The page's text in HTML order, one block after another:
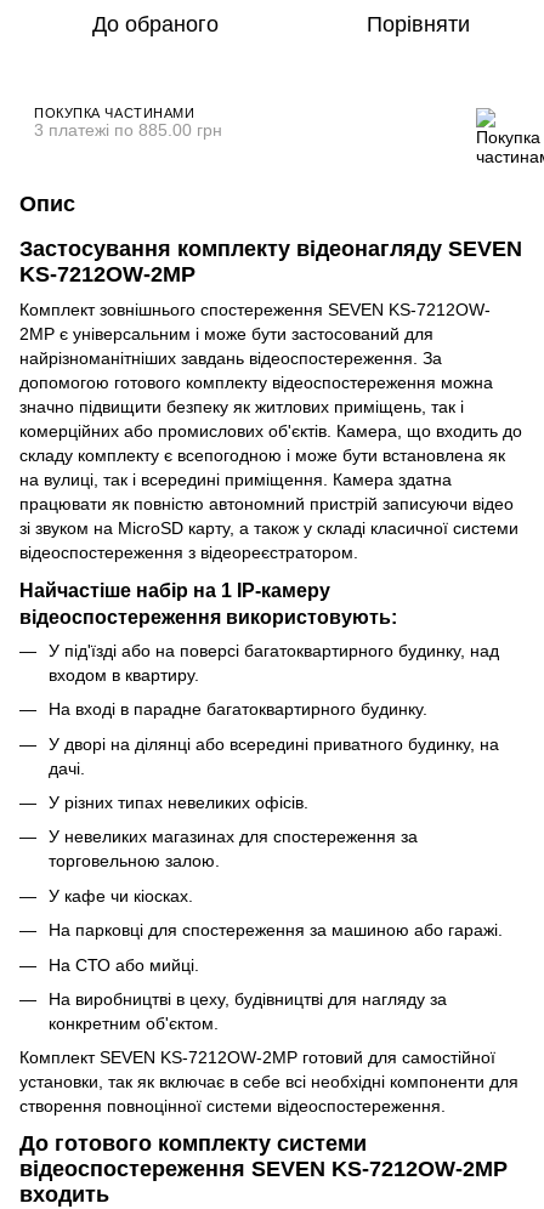
До обраного Порівняти
ПОКУПКА ЧАСТИНАМИ
3 платежі по 885.00 грн
Опис
Застосування комплекту відеонагляду SEVEN
KS-7212OW-2MP
Комплект зовнішнього спостереження SEVEN KS-7212OW-
2MP є універсальним і може бути застосований для
найрізноманітніших завдань відеоспостереження. За
допомогою готового комплекту відеоспостереження можна
значно підвищити безпеку як житлових приміщень, так і
комерційних або промислових об'єктів. Камера, що входить до
складу комплекту є всепогодною і може бути встановлена як
на вулиці, так і всередині приміщення. Камера здатна
працювати як повністю автономний пристрій записуючи відео
зі звуком на MicroSD карту, а також у складі класичної системи
відеоспостереження з відеореєстратором.
Найчастіше набір на 1 IP-камеру
відеоспостереження використовують:
У під'їзді або на поверсі багатоквартирного будинку, над
входом в квартиру.
На вході в парадне багатоквартирного будинку.
У дворі на ділянці або всередині приватного будинку, на
дачі.
У різних типах невеликих офісів.
У невеликих магазинах для спостереження за
торговельною залою.
У кафе чи кіосках.
На парковці для спостереження за машиною або гаражі.
На СТО або мийці.
На виробництві в цеху, будівництві для нагляду за
конкретним об'єктом.
Комплект SEVEN KS-7212OW-2MP готовий для самостійної
установки, так як включає в себе всі необхідні компоненти для
створення повноцінної системи відеоспостереження.
До готового комплекту системи
відеоспостереження SEVEN KS-7212OW-2MP
входить